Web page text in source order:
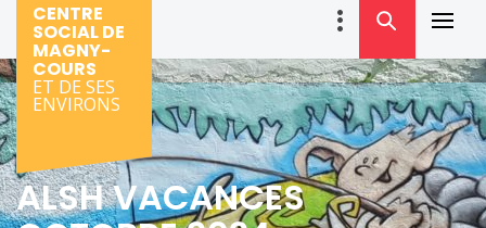
CENTRE
SOCIAL DE
MAGNY-
COURS
ET DE SES
ENVIRONS
Menu
ALSH VACANCES